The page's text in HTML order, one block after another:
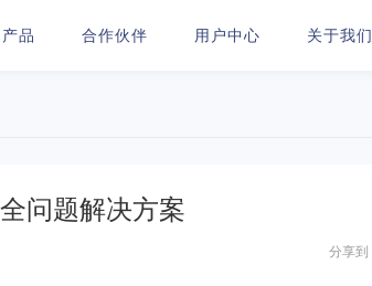
产品 合作伙伴 用户中心 关于我们
问题解决方案
分享到